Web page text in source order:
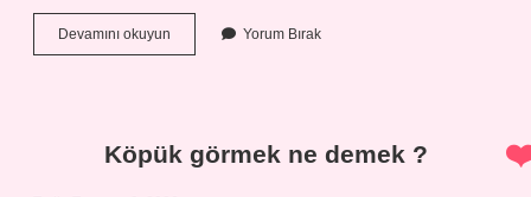
Devamını okuyun Açılanmış
konserve
?
Yorum Bırak
Köpük görmek ne demek ?